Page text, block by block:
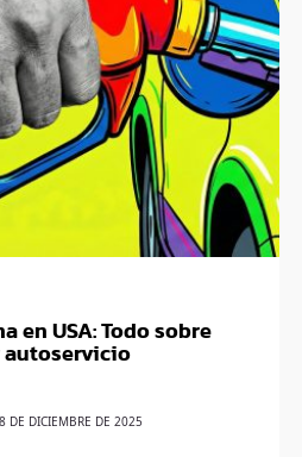
en USA: Todo sobre
autoservicio
8 DE DICIEMBRE DE 2025